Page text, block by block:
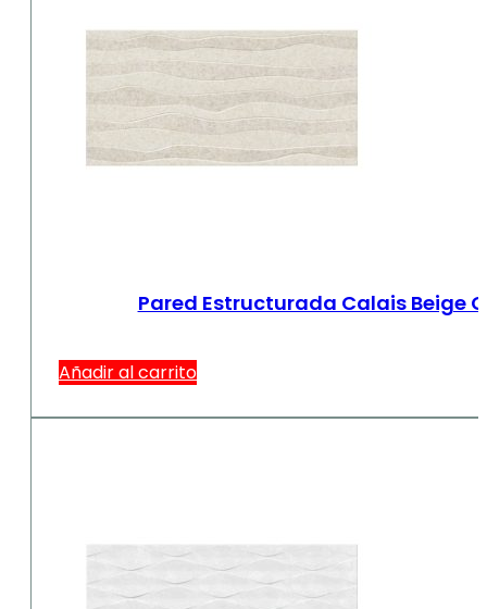
Pared Estructurada Calais Beige
Añadir al carrito